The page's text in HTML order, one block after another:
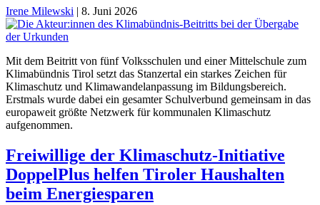
Irene Milewski | 8. Juni 2026
Mit dem Beitritt von fünf Volksschulen und einer Mittelschule zum
Klimabündnis Tirol setzt das Stanzertal ein starkes Zeichen für
Klimaschutz und Klimawandelanpassung im Bildungsbereich.
Erstmals wurde dabei ein gesamter Schulverbund gemeinsam in das
europaweit größte Netzwerk für kommunalen Klimaschutz
aufgenommen.
Freiwillige der Klimaschutz-Initiative
DoppelPlus helfen Tiroler Haushalten
beim Energiesparen